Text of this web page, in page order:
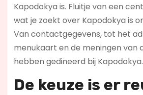
Kapodokya is. Fluitje van een
wat je zoekt over Kapodokya is
Van contactgegevens, tot het
menukaart en de meningen van
hebben gedineerd bij Kapodokya.
De keuze is er